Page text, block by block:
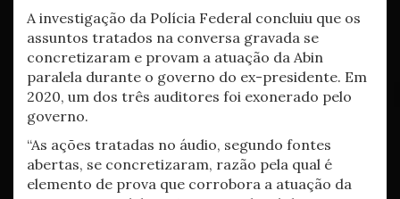
A investigação da Polícia Federal concluiu que os
assuntos tratados na conversa gravada se
concretizaram e provam a atuação da Abin
paralela durante o governo do ex-presidente. Em
2020, um dos três auditores foi exonerado pelo
governo.
“As ações tratadas no áudio, segundo fontes
abertas, se concretizaram, razão pela qual é
elemento de prova que corrobora a atuação da